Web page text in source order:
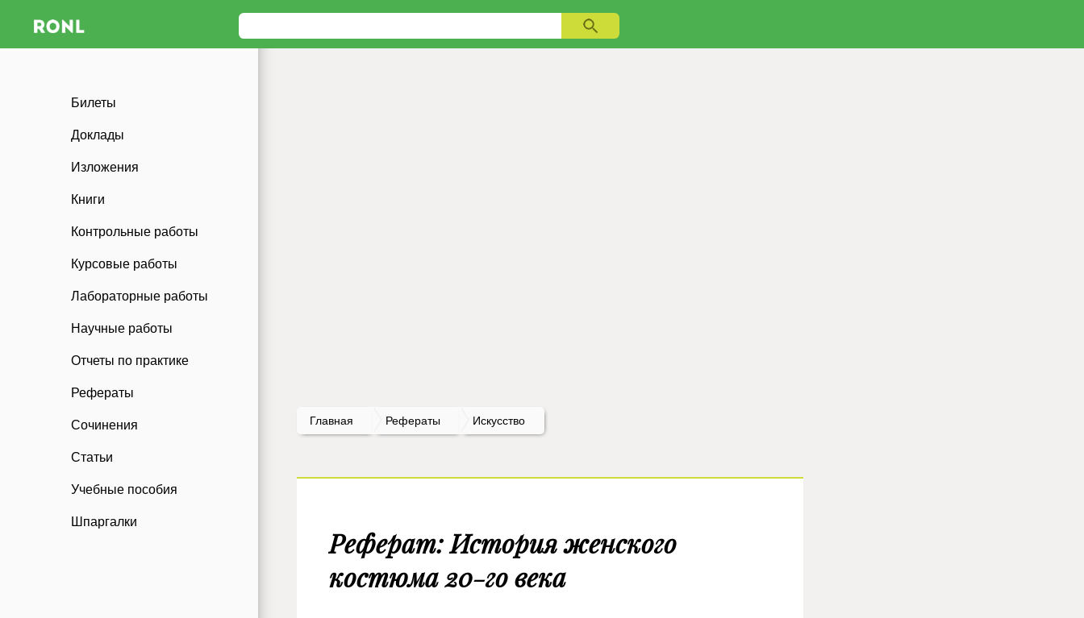
Билеты
Доклады
Изложения
Книги
Контрольные работы
Курсовые работы
Лабораторные работы
Научные работы
Отчеты по практике
Рефераты
Сочинения
Статьи
Учебные пособия
Шпаргалки
Главная Рефераты Искусство
Реферат: История женского
костюма 20-го века